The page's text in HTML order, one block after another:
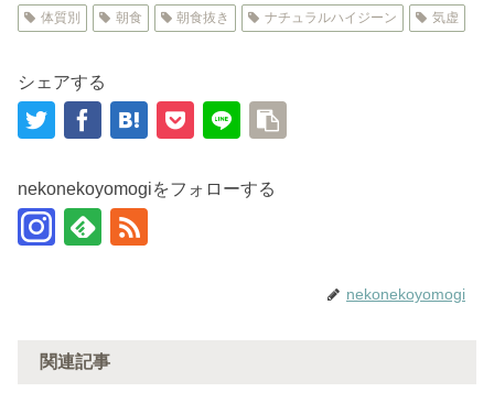
体質別 朝食 朝食抜き ナチュラルハイジーン 気虚
シェアする
nekonekoyomogiをフォローする
nekonekoyomogi
関連記事